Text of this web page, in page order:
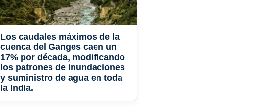
Los caudales máximos de la
cuenca del Ganges caen un
17% por década, modificando
los patrones de inundaciones
y suministro de agua en toda
la India.